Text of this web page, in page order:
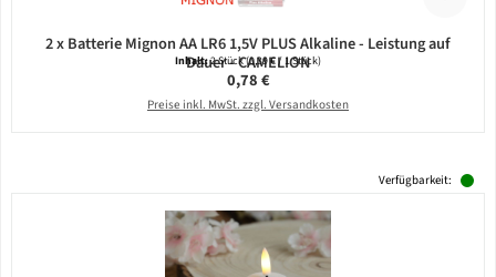
2 x Batterie Mignon AA LR6 1,5V PLUS Alkaline - Leistung auf
Dauer - CAMELION
Inhalt:2 Stück(0,39 € / 1 Stück)
Regulärer Preis:
0,78 €
Preise inkl. MwSt. zzgl. Versandkosten
Verfügbarkeit: